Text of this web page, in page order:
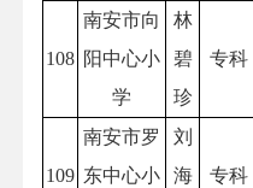
108
南安市向
阳中心小
学
林
碧
珍
专科
109
南安市罗
东中心小
刘
海
专科